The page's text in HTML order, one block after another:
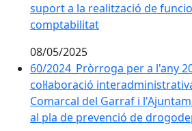
suport a la realització de
comptabilitat
08/05/2025
60/2024_Pròrroga per a l'any
col·laboració
Comarcal del Garraf i
al pla de prevenció de